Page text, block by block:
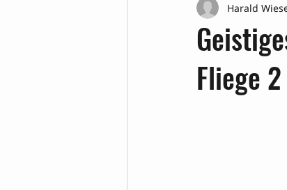
Psi-Tage WK Geistiges
Fliege 2
Harald